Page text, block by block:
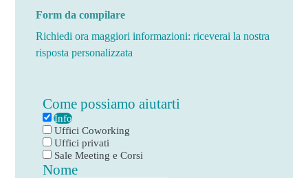
Form da compilare
Richiedi ora maggiori informazioni: riceverai la nostra
risposta personalizzata
Come possiamo aiutarti
Info
Uffici Coworking
Uffici privati
Sale Meeting e Corsi
Nome